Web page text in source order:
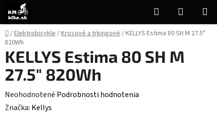
obsah
Hľadať
KOŠÍK
Domov
/Elektrobicykle/Krosové a trkingové/KELLYS Estima 80 SH M 27.5"
820Wh
KELLYS Estima 80 SH M
27.5" 820Wh
Priemerné
hodnotenie
Neohodnotené Podrobnosti hodnotenia
Značka: Kellys